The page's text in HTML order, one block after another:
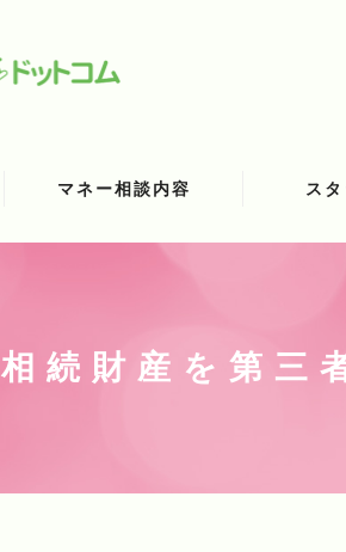
マネー相談内容 ス
相続財産を第三